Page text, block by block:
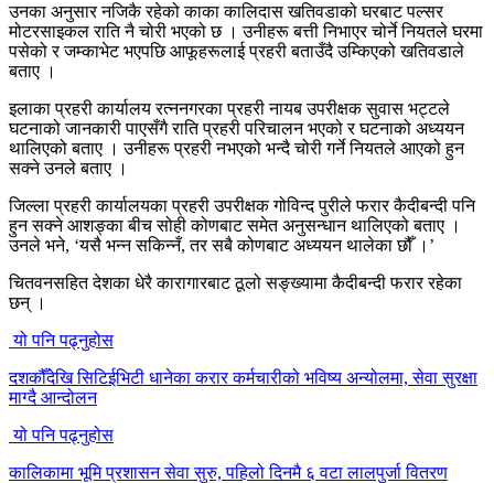
उनका अनुसार नजिकै रहेको काका कालिदास खतिवडाको घरबाट पल्सर
मोटरसाइकल राति नै चोरी भएको छ । उनीहरू बत्ती निभाएर चोर्ने नियतले घरमा
पसेको र जम्काभेट भएपछि आफूहरूलाई प्रहरी बताउँदै उम्किएको खतिवडाले
बताए ।
इलाका प्रहरी कार्यालय रत्ननगरका प्रहरी नायब उपरीक्षक सुवास भट्टले
घटनाको जानकारी पाएसँगै राति प्रहरी परिचालन भएको र घटनाको अध्ययन
थालिएको बताए । उनीहरू प्रहरी नभएको भन्दै चोरी गर्ने नियतले आएको हुन
सक्ने उनले बताए ।
जिल्ला प्रहरी कार्यालयका प्रहरी उपरीक्षक गोविन्द पुरीले फरार कैदीबन्दी पनि
हुन सक्ने आशङ्का बीच सोही कोणबाट समेत अनुसन्धान थालिएको बताए ।
उनले भने, ‘यसै भन्न सकिन्नँ, तर सबै कोणबाट अध्ययन थालेका छौँ ।’
चितवनसहित देशका धेरै कारागारबाट ठूलो सङ्ख्यामा कैदीबन्दी फरार रहेका
छन् ।
यो पनि पढ्नुहोस
दशकौँदेखि सिटिईभिटी धानेका करार कर्मचारीको भविष्य अन्योलमा, सेवा सुरक्षा
माग्दै आन्दोलन
यो पनि पढ्नुहोस
कालिकामा भूमि प्रशासन सेवा सुरु, पहिलो दिनमै ६ वटा लालपुर्जा वितरण